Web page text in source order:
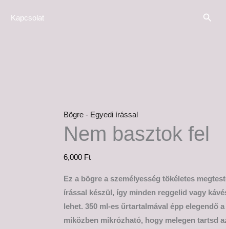
Kapcsolat
Bögre - Egyedi írással
Nem basztok fel
6,000 Ft
Ez a bögre a személyesség tökéletes
írással készül, így minden reggelid vagy
lehet. 350 ml-es űrtartalmával épp elegendő
miközben mikrózható, hogy melegen tartsd